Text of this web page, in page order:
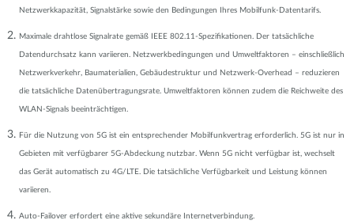
Netzwerkkapazität, Signalstärke sowie den Bedingungen Ihres Mobilfunk-Datentarifs.
Maximale drahtlose Signalrate gemäß IEEE 802.11-Spezifikationen. Der tatsächliche
Datendurchsatz kann variieren. Netzwerkbedingungen und Umweltfaktoren – einschließlich
Netzwerkverkehr, Baumaterialien, Gebäudestruktur und Netzwerk-Overhead – reduzieren
die tatsächliche Datenübertragungsrate. Umweltfaktoren können zudem die Reichweite des
WLAN-Signals beeinträchtigen.
Für die Nutzung von 5G ist ein entsprechender Mobilfunkvertrag erforderlich. 5G ist nur in
Gebieten mit verfügbarer 5G-Abdeckung nutzbar. Wenn 5G nicht verfügbar ist, wechselt
das Gerät automatisch zu 4G/LTE. Die tatsächliche Verfügbarkeit und Leistung können
variieren.
Auto-Failover erfordert eine aktive sekundäre Internetverbindung.